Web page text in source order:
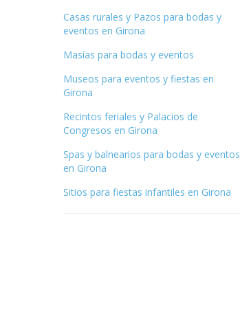
Casas rurales y Pazos para bodas y
eventos en Girona
Masías para bodas y eventos
Museos para eventos y fiestas en
Girona
Recintos feriales y Palacios de
Congresos en Girona
Spas y balnearios para bodas y eventos
en Girona
Sitios para fiestas infantiles en Girona